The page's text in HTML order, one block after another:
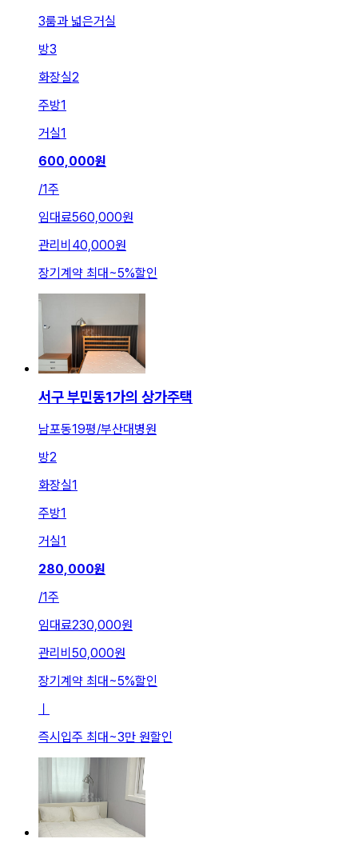
3룸과 넓은거실
방3
화장실2
주방1
거실1
600,000원
/1주
임대료560,000원
관리비 40,000원
장기계약 최대~5%할인
서구 부민동1가의 상가주택
남포동19평/부산대병원
방2
화장실1
주방1
거실1
280,000원
/1주
임대료230,000원
관리비 50,000원
장기계약 최대 ~5%할인
즉시입주 최대 ~3만 원할인